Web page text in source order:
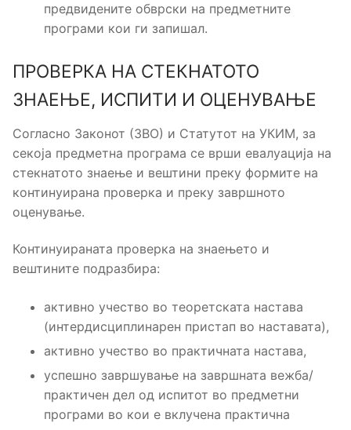
предвидените обврски на предметните
програми кои ги запишал.
ПРОВЕРКА НА СТЕКНАТОТО
ЗНАЕЊЕ, ИСПИТИ И ОЦЕНУВАЊЕ
Согласно Законот (ЗВО) и Статутот на УКИМ, за
секоја предметна програма се врши евалуација на
стекнатото знаење и вештини преку формите на
континуирана проверка и преку завршното
оценување.
Континуираната проверка на знаењето и
вештините подразбира:
активно учество во теоретската настава
(интердисциплинарен пристап во наставата),
активно учество во практичната настава,
успешно завршување на завршната вежба/
практичен дел од испитот во предметни
програми во кои е вклучена практична